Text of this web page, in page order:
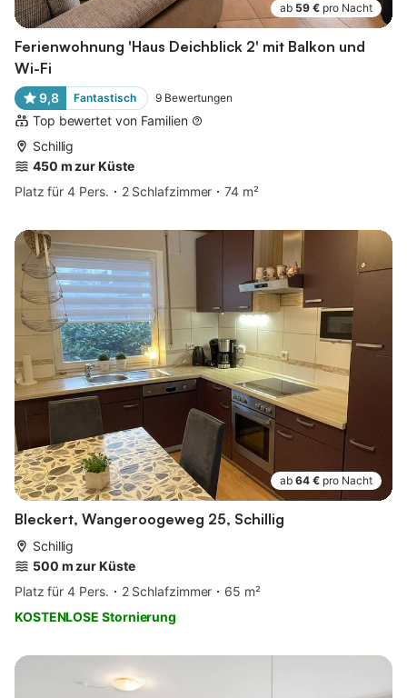
ab 59 € pro Nacht
Ferienwohnung 'Haus Deichblick 2' mit Balkon und
Wi-Fi
9,8 Fantastisch 9 Bewertungen
Top bewertet von Familien
Schillig
450 m zur Küste
Platz für 4 Pers.
2 Schlafzimmer 74 m²
ab 64 € pro Nacht
Bleckert, Wangeroogeweg 25, Schillig
Schillig
500 m zur Küste
Platz für 4 Pers.
2 Schlafzimmer
65 m²
KOSTENLOSE Stornierung